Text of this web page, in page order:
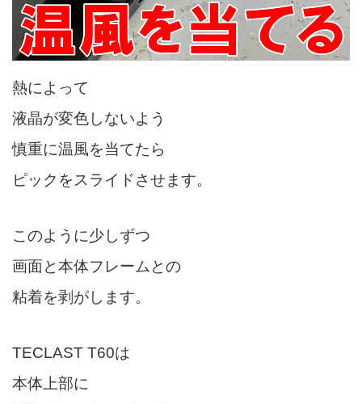
熱によって
液晶が変色しないよう
慎重に温風を当てたら
ピックをスライドさせます。
このように少しずつ
画面と本体フレームとの
粘着を剥がします。
TECLAST T60は
本体上部に